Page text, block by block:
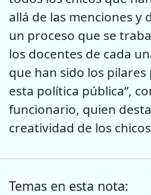
allá de las menciones y
un proceso que se
los docentes de cada
que han sido los
esta política pública”,
funcionario, quien
creatividad de los
Temas en esta nota: